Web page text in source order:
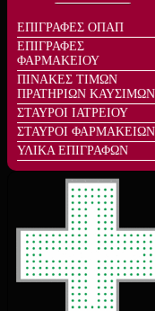
ΕΠΙΓΡΑΦΕΣ ΟΠΑΠ
ΕΠΙΓΡΑΦΕΣ
ΦΑΡΜΑΚΕΙΟΥ
ΠΙΝΑΚΕΣ ΤΙΜΩΝ
ΠΡΑΤΗΡΙΩΝ ΚΑΥΣΙΜΩΝ
ΣΤΑΥΡΟΙ ΙΑΤΡΕΙΟΥ
ΣΤΑΥΡΟΙ ΦΑΡΜΑΚΕΙΩΝ
ΥΛΙΚΑ ΕΠΙΓΡΑΦΩΝ